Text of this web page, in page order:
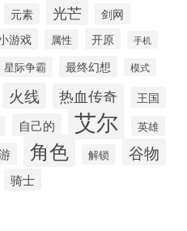
元素 光芒 剑网
游戏 属性 开原 手机
星际争霸 最终幻想 模式
火线 热血传奇 王国
自己的 艾尔 英雄
角色 解锁 谷物
骑士